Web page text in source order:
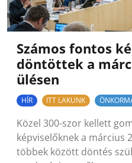
Számos fontos
döntöttek a
ülésen
HÍR ITT LAKUNK
Közel 300-szor kellett
képviselőknek a március
többek között döntés